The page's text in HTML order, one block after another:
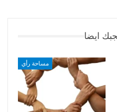
ايضا
مساحة رأي